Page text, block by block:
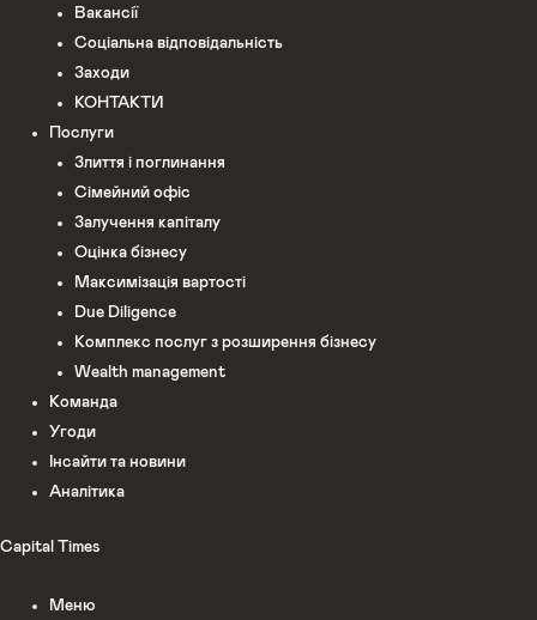
Вакансії
Соціальна відповідальність
Заходи
КОНТАКТИ
Послуги
Злиття і поглинання
Сімейний офіс
Залучення капіталу
Оцінка бізнесу
Максимізація вартості
Due Diligence
Комплекс послуг з розширення бізнесу
Wealth management
Команда
Угоди
Інсайти та новини
Аналітика
Capital Times
Меню